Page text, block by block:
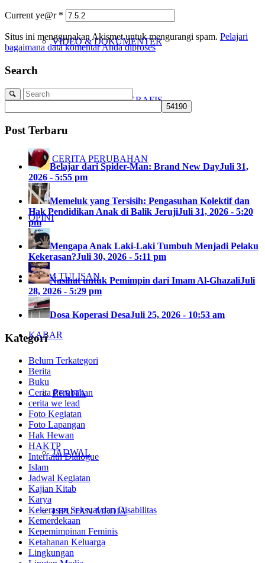
VIDEO & DOKUMENTER
LEAFLET & INFOGRAFIS
CERITA PERUBAHAN
OPINI
KIRIM TULISAN
KABAR
BERITA
JADWAL
LIPUTAN MEDIA
Current ye@r *
Situs ini menggunakan Akismet untuk mengurangi spam. Pelajari
bagaimana data komentar Anda diproses
Search
Post Terbaru
Belajar dari Spider-Man: Brand New DayJuli 31,
2026 - 5:55 pm
Memeluk yang Tersisih: Pengasuhan Kolektif dan
Hak Pendidikan Anak di Balik JerujiJuli 31, 2026 - 5:20
pm
Mengapa Anak Laki-Laki Tumbuh Menjadi Pelaku
Kekerasan?Juli 30, 2026 - 5:11 pm
Nasihat untuk Pemimpin dari Imam Al-GhazaliJuli
28, 2026 - 5:29 pm
Dosa Koperasi DesaJuli 25, 2026 - 10:53 am
Kategori
Belum Terkategori
Berita
Buku
Cerita Perubahan
cerita we lead
Foto Kegiatan
Foto Lapangan
Hak Hewan
HAKTP
Interfaith Dialogue
Islam
Jadwal Kegiatan
Kajian Kitab
Karya
Kekerasan Seksual dan Disabilitas
Kemerdekaan
Kepemimpinan Feminis
Ketahanan Keluarga
Lingkungan